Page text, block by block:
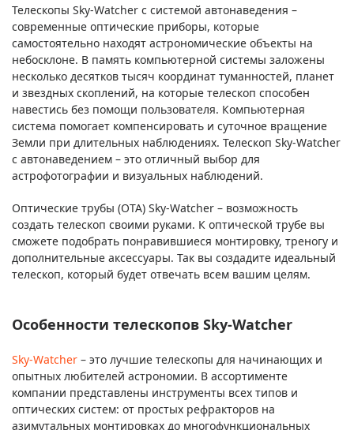
Телескопы Sky-Watcher с системой автонаведения –
современные оптические приборы, которые
самостоятельно находят астрономические объекты на
небосклоне. В память компьютерной системы заложены
несколько десятков тысяч координат туманностей, планет
и звездных скоплений, на которые телескоп способен
навестись без помощи пользователя. Компьютерная
система помогает компенсировать и суточное вращение
Земли при длительных наблюдениях. Телескоп Sky-Watcher
с автонаведением – это отличный выбор для
астрофотографии и визуальных наблюдений.
Оптические трубы (ОТА) Sky-Watcher – возможность
создать телескоп своими руками. К оптической трубе вы
сможете подобрать понравившиеся монтировку, треногу и
дополнительные аксессуары. Так вы создадите идеальный
телескоп, который будет отвечать всем вашим целям.
Особенности телескопов Sky-Watcher
Sky-Watcher – это лучшие телескопы для начинающих и
опытных любителей астрономии. В ассортименте
компании представлены инструменты всех типов и
оптических систем: от простых рефракторов на
азимутальных монтировках до многофункциональных